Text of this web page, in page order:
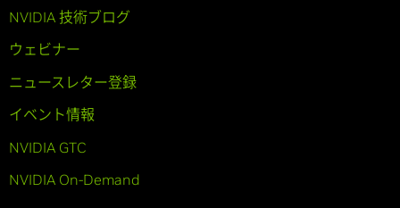
NVIDIA 技術ブログ
ウェビナー
ニュースレター登録
イベント情報
NVIDIA GTC
NVIDIA On-Demand